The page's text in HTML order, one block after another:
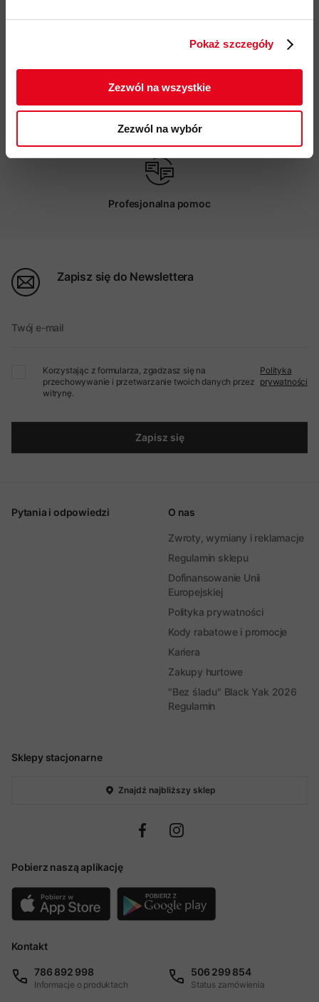
Pokaż szczegóły
Zezwól na wszystkie
Zezwól na wybór
Darmowa dostawa od 200 zł
Możliwy odbiór w sklepie
Profesjonalna pomoc
Zapisz się do Newslettera
Twój e-mail
Korzystając z formularza, zgadzasz się na
przechowywanie i przetwarzanie twoich danych przez
witrynę.
Polityka
prywatności
Zapisz się
Sklepy stacjonarne
Znajdź najbliższy sklep
Pobierz naszą aplikację
Pytania i odpowiedzi O nas
Zwroty, wymiany i reklamacje
Regulamin sklepu
Dofinansowanie Unii
Europejskiej
Polityka prywatności
Kody rabatowe i promocje
Kariera
Zakupy hurtowe
"Bez śladu" Black Yak 2026
Regulamin
Kontakt
786 892 998
Informacje o produktach
506 299 854
Status zamówienia
zgodnie z Polityką prywatności.